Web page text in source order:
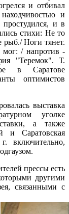
и отбивал
и
и в
стихи: Не то
рыб./ Ноги тянет.
мог: / напротив -
"Теремок". Т.
в Саратове
оптимистов
выставка
уголке
а также
и Саратовская
включительно,
прессы есть
другими
связанными с